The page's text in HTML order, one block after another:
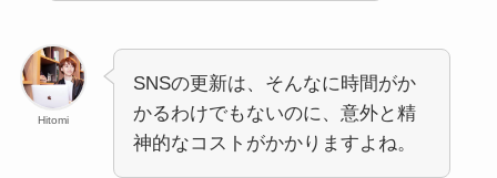
Hitomi
SNSの更新は、そんなに時間がか
かるわけでもないのに、意外と精
神的なコストがかかりますよね。